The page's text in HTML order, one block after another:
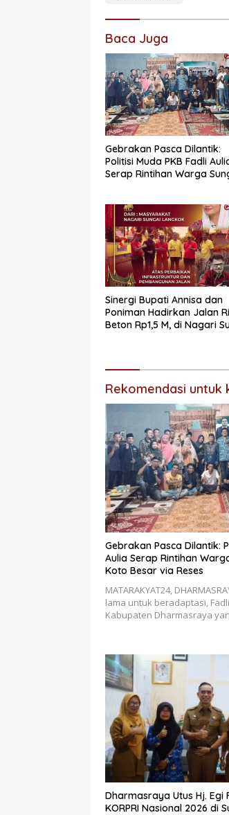
Baca Juga
Gebrakan Pasca Dilantik:
Politisi Muda PKB Fadli
Serap Rintihan Warga
Sinergi Bupati Annisa dan
Poniman Hadirkan Jalan
Beton Rp1,5 M, di Nagari
Rekomendasi untuk
Gebrakan Pasca Dilantik:
Aulia Serap Rintihan
Koto Besar via Reses
MATARAKYAT24,
lama untuk beradaptasi,
Kabupaten Dharmasraya
Dharmasraya Utus Hj. Egi
KORPRI Nasional 2026 di